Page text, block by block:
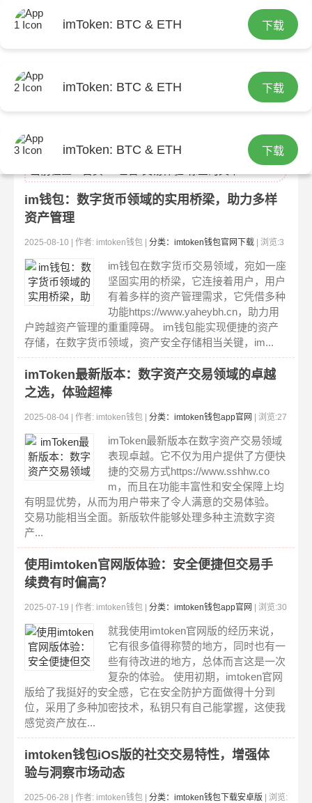
imToken: BTC & ETH 下载
imToken: BTC & ETH 下载
imToken: BTC & ETH 下载
im钱包：数字货币领域的实用桥梁，助力多样
资产管理
2025-08-10 | 作者: imtoken钱包 | 分类：imtoken钱包官网下载 | 浏览:3
09
im钱包在数字货币交易领域，宛如一座
坚固实用的桥梁，它连接着用户，用户
有着多样的资产管理需求，它凭借多种
功能https://www.yaheybh.cn，助力用
户跨越资产管理的重重障碍。 im钱包能实现便捷的资产
存储，在数字货币领域，资产安全存储相当关键，im...
imToken最新版本：数字资产交易领域的卓越
之选，体验超棒
2025-08-04 | 作者: imtoken钱包 | 分类：imtoken钱包app官网 | 浏览:27
0
imToken最新版本在数字资产交易领域
表现卓越。它不仅为用户提供了方便快
捷的交易方式https://www.sshhw.co
m，而且在功能丰富性和安全保障上均
有明显优势，从而为用户带来了令人满意的交易体验。
交易功能相当全面。新版软件能够处理多种主流数字资
产...
使用imtoken官网版体验：安全便捷但交易手
续费有时偏高？
2025-07-19 | 作者: imtoken钱包 | 分类：imtoken钱包app官网 | 浏览:30
5
就我使用imtoken官网版的经历来说，
它有很多值得称赞的地方，同时也有一
些有待改进的地方，总体而言这是一次
复杂的体验。 使用初期，imtoken官网
版给了我挺好的安全感，它在安全防护方面做得十分到
位，采用了多种加密技术，私钥只有自己能掌握，这使我
感觉资产放在...
imtoken钱包iOS版的社交交易特性，增强体
验与洞察市场动态
2025-06-28 | 作者: imtoken钱包 | 分类：imtoken钱包下载安卓版 | 浏览: